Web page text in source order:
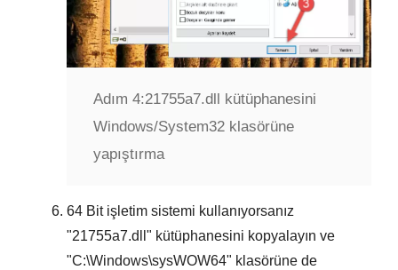
Adım 4:21755a7.dll kütüphanesini
Windows/System32 klasörüne
yapıştırma
64 Bitişletim sistemi kullanıyorsanız
"21755a7.dll " kütüphanesini kopyalayın ve
"C:\Windows\sysWOW64" klasörüne de